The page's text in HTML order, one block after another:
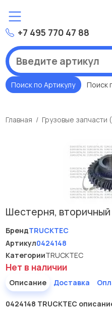
+7 495 770 47 88
Поиск по Артикулу Поиск
Главная Грузовые запчасти
Шестерня, вторичный
БрендTRUCKTEC
Артикул0424148
КатегорииTRUCKTEC
Нет в наличии
Описание Доставка
0424148 TRUCKTEC